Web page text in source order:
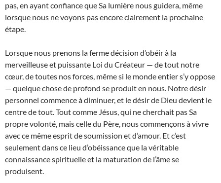
pas, en ayant confiance que Sa lumière nous guidera, même
lorsque nous ne voyons pas encore clairement la prochaine
étape.
Lorsque nous prenons la ferme décision d’obéir à la
merveilleuse et puissante Loi du Créateur — de tout notre
cœur, de toutes nos forces, même si le monde entier s’y oppose
— quelque chose de profond se produit en nous. Notre désir
personnel commence à diminuer, et le désir de Dieu devient le
centre de tout. Tout comme Jésus, qui ne cherchait pas Sa
propre volonté, mais celle du Père, nous commençons à vivre
avec ce même esprit de soumission et d’amour. Et c’est
seulement dans ce lieu d’obéissance que la véritable
connaissance spirituelle et la maturation de l’âme se
produisent.